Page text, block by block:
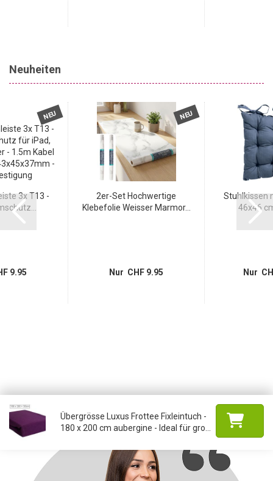
Neuheiten
NEU
3x T13 -
9.95
NEU
2er-Set Hochwertige
Klebefolie Weisser Marmor...
Nur CHF 9.95
Stuhlkissen
46x46
Nur
Übergrösse Luxus Frottee Fixleintuch -
180 x 200 cm aubergine - Ideal für gro...